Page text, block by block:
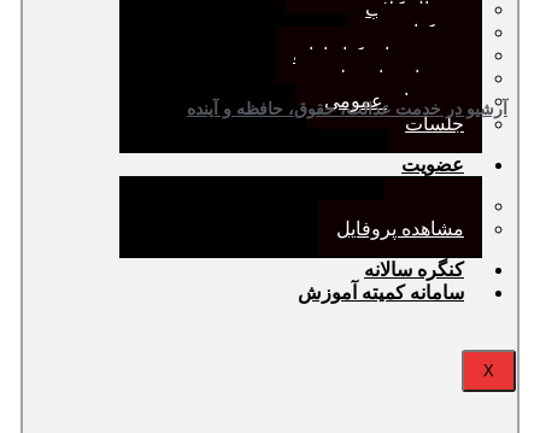
ژورنال کلاب
نقد کتاب
دورهمی‌های کتابدارانه
سخنرانی‌های علمی
مجمع‌های عمومی
جلسات
عضویت
مشاهده پروفایل
کنگره سالانه
سامانه کمیته آموزش
X
آرشیو در خدمت عدالت، حقوق، حافظه و آینده‌